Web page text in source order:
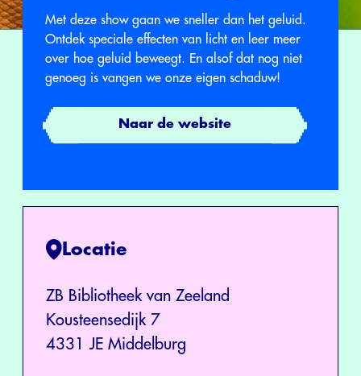
Met deze show gaan we sneller dan het geluid.
Ontdek speciale effecten van licht en leer meer
over hoe geluid beweegt. En alsof dat nog niet
genoeg is vangen we onze eigen schaduw!
Naar de website
Locatie
ZB Bibliotheek van Zeeland
Kousteensedijk 7
4331 JE Middelburg